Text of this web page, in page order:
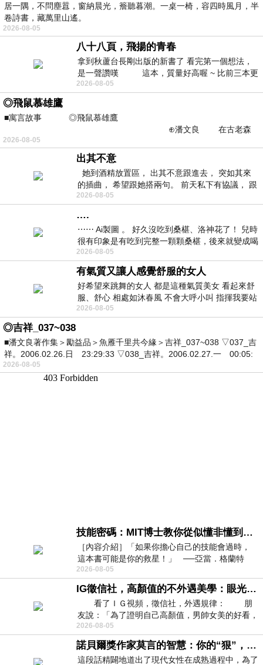
居一隅，不問塵囂，窗納晨光，簷聽暮潮。一桌一椅，容四時風月，半
卷詩書，藏萬里山遙。
2026-08-05
八十八頁，飛揚的青春
拿到秋蘆台長剛出版的新書了 看完第一個想法，
是一聲讚嘆 這本，質量好高喔 ~ 比前三本更
勝一
2026-08-05
◎飛鼠慕雄鷹
■寓言故事 ◎飛鼠慕雄鷹
⊕潘文良 在古老森
林的底層，住著一隻小飛鼠
2026-08-05
出其不意
她到酒精放置區， 出其不意跟進去， 突如其來
的插曲， 希望跟她搭兩句。 前天私下有協議， 跟
著阿弟丟拉基
2026-08-05
….
⋯⋯ Ai製圖 。 好久沒吃到桑椹、洛神花了！ 兒時
很有印象是有吃到完整一顆顆桑椹，後來就變成喝
桑椹汁。 現在是連喝都沒喝
2026-08-05
有氣質又讓人感覺舒服的女人
好希望來跳舞的女人 都是這種氣質美女 看起來舒
服、舒心 相處如沐春風 不會大呼小叫 指揮我要站
哪個位子 妳老幾？？
2026-08-05
◎吉祥_037~038
■潘文良著作集＞勵益品＞魚雁千里共今緣＞吉祥_037~038 ▽037_吉
祥。2006.02.26.日 23:29:33 ▽038_吉祥。2006.02.27.一 00:05:
2026-08-05
技能密碼：MIT博士教你從似懂非懂到穩定輸出，把專業變事業的職能升級攻略 /麥特．比恩(容錯)
［內容介紹］「如果你擔心自己的技能會過時，
這本書可能是你的救星！」 ──亞當．格蘭特
（Adam Grant），《
2026-08-05
IG徵信社，高顏值的不外遇美學：眼光太高也是一種防禦，為了證明我長得好看，我決定一輩子不外遇！
看了ＩＧ視頻，徵信社，外遇規律： 朋
友說：「為了證明自己高顏值，男帥女美的好看，
且眼光高，我決定一輩子不外遇。」
2026-08-05
諾貝爾獎作家莫言的智慧：你的“狠”，才是最好的自我保護
這段話精闢地道出了現代女性在成熟過程中，為了